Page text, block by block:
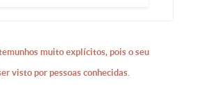
muito explícitos, pois o seu
visto por pessoas conhecidas.